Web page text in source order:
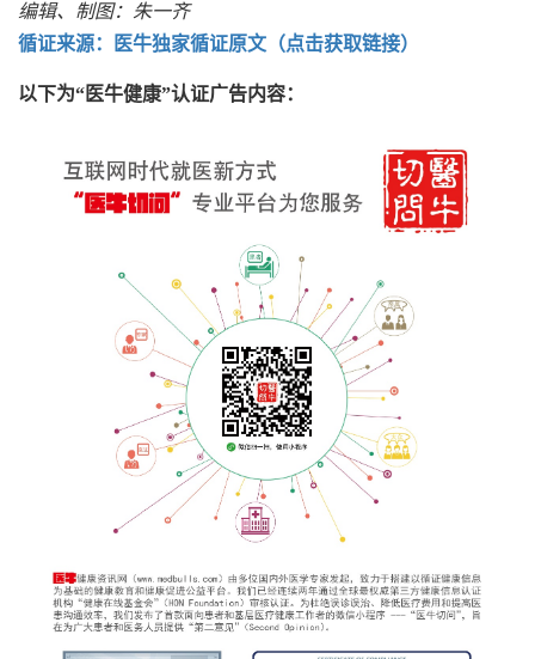
编辑、制图：朱一齐
循证来源：医牛独家循证原文（点击获取链接）
以下为“医牛健康”认证广告内容：